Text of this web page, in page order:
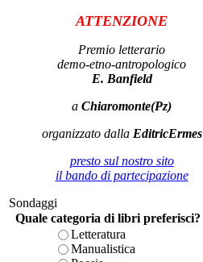
ATTENZIONE
Premio letterario
demo-etno-antropologico
E. Banfield
a Chiaromonte(Pz)
organizzato dalla EditricErmes
presto sul nostro sito
il bando di partecipazione
Sondaggi
Quale categoria di libri preferisci?
Letteratura
Manualistica